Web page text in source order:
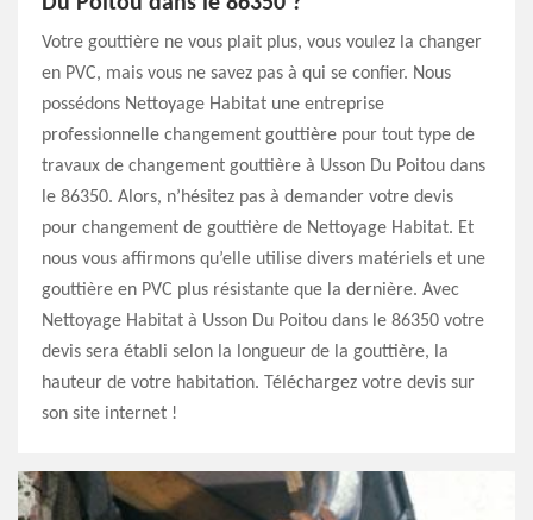
Votre gouttière ne vous plait plus, vous voulez la changer
en PVC, mais vous ne savez pas à qui se confier. Nous
possédons Nettoyage Habitat une entreprise
professionnelle changement gouttière pour tout type de
travaux de changement gouttière à Usson Du Poitou dans
le 86350. Alors, n’hésitez pas à demander votre devis
pour changement de gouttière de Nettoyage Habitat. Et
nous vous affirmons qu’elle utilise divers matériels et une
gouttière en PVC plus résistante que la dernière. Avec
Nettoyage Habitat à Usson Du Poitou dans le 86350 votre
devis sera établi selon la longueur de la gouttière, la
hauteur de votre habitation. Téléchargez votre devis sur
son site internet !